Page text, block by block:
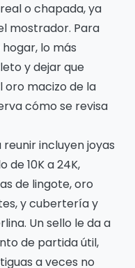
o chapada, ya
mostrador. Para
lo más
y dejar que
macizo de la
cómo se revisa
incluyen joyas
de 10K a 24K,
de lingote, oro
y cubertería y
Un sello le da a
de partida útil,
a veces no